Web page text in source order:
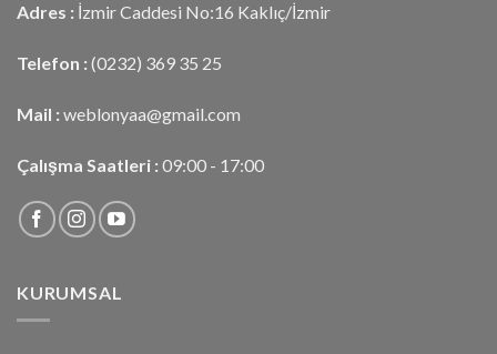
Adres : İzmir Caddesi No:16 Kaklıç/İzmir
Telefon : (0232) 369 35 25
Mail : weblonyaa@gmail.com
Çalışma Saatleri : 09:00 - 17:00
KURUMSAL